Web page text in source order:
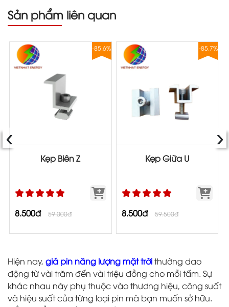
Sản phẩm liên quan
-85.6%
Kẹp Biên Z
8.500đ 59.000đ
-85.7%
Kẹp Giữa U
8.500đ 59.500đ
‹ ›
Hiện nay, giá pin năng lượng mặt trờithường dao
động từ vài trăm đến vài triệu đồng cho mỗi tấm. Sự
khác nhau này phụ thuộc vào thương hiệu, công suất
và hiệu suất của từng loại pin mà bạn muốn sở hữu.